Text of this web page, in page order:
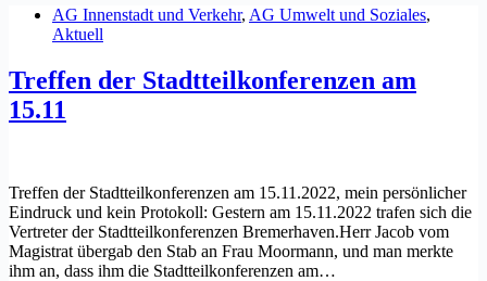
AG Innenstadt und Verkehr, AG Umwelt und Soziales,
Aktuell
Treffen der Stadtteilkonferenzen am
15.11
Treffen der Stadtteilkonferenzen am 15.11.2022, mein persönlicher
Eindruck und kein Protokoll: Gestern am 15.11.2022 trafen sich die
Vertreter der Stadtteilkonferenzen Bremerhaven.Herr Jacob vom
Magistrat übergab den Stab an Frau Moormann, und man merkte
ihm an, dass ihm die Stadtteilkonferenzen am…